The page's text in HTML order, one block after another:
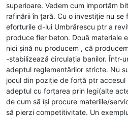
superioare. Vedem cum importăm
rafinării în țară. Cu o investiție nu se
eforturile d-lui Umbrărescu ptr a
produce fier beton. Două materiale
nici șină nu producem , că
-stabilizează circulația banilor. Într-
adeptul reglementărilor stricte. Nu
jocul din poziție de forță ptr
adeptul cu forțarea prin legi(alte
de cum să își procure materiile/
să pierzi competitivitate. Un